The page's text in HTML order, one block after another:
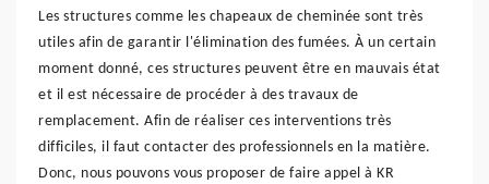
Les structures comme les chapeaux de cheminée sont très
utiles afin de garantir l'élimination des fumées. À un certain
moment donné, ces structures peuvent être en mauvais état
et il est nécessaire de procéder à des travaux de
remplacement. Afin de réaliser ces interventions très
difficiles, il faut contacter des professionnels en la matière.
Donc, nous pouvons vous proposer de faire appel à KR